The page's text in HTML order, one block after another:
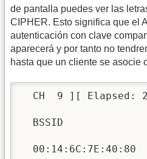
de pantalla puedes ver las
CIPHER. Esto significa que el
autenticación con clave
aparecerá y por tanto no
hasta que un cliente se asocie
CH  9 ][ Elapsed:
BSSID